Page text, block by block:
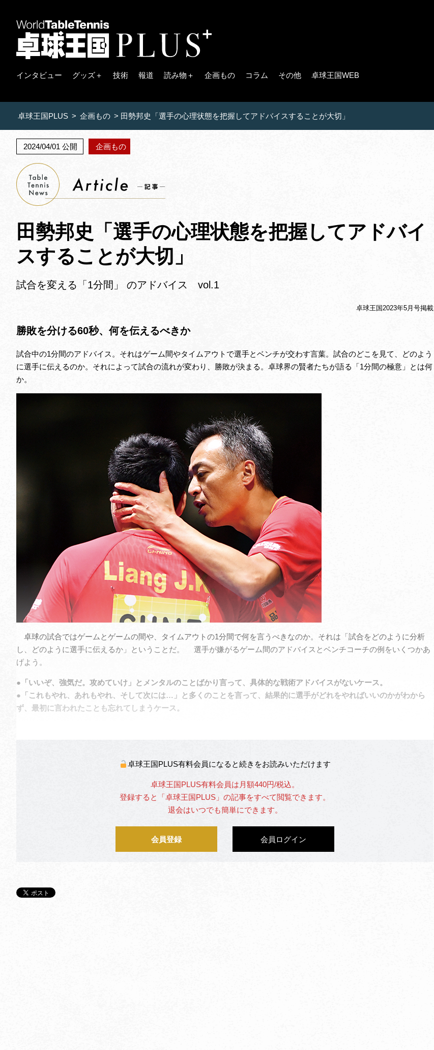
インタビュー グッズ＋ 技術 報道 読み物＋ 企画もの コラム その他 卓球王国WEB
卓球王国PLUS > 企画もの > 田勢邦史「選手の心理状態を把握してアドバイスすることが大切」
2024/04/01 公開 企画もの
田勢邦史「選手の心理状態を把握してアドバイ
スすることが大切」
試合を変える「1分間」 のアドバイス vol.1
卓球王国2023年5月号掲載
勝敗を分ける60秒、何を伝えるべきか
試合中の1分間のアドバイス。それはゲーム間やタイムアウトで選手とベンチが交わす言葉。試合のどこを見て、どのよう
に選手に伝えるのか。それによって試合の流れが変わり、勝敗が決まる。卓球界の賢者たちが語る「1分間の極意」とは何
か。
卓球の試合ではゲームとゲームの間や、タイムアウトの1分間で何を言うべきなのか。それは「試合をどのように分析
し、どのように選手に伝えるか」ということだ。 選手が嫌がるゲーム間のアドバイスとベンチコーチの例をいくつかあ
げよう。
●「いいぞ、強気だ。攻めていけ」とメンタルのことばかり言って、具体的な戦術アドバイスがないケース。
●「これもやれ、あれもやれ、そして次には…」と多くのことを言って、結果的に選手がどれをやればいいのかがわから
ず、最初に言われたことも忘れてしまうケース。
卓球王国PLUS有料会員になると続きをお読みいただけます
卓球王国PLUS有料会員は月額440円/税込。
登録すると「卓球王国PLUS」の記事をすべて閲覧できます。
退会はいつでも簡単にできます。
会員登録 会員ログイン